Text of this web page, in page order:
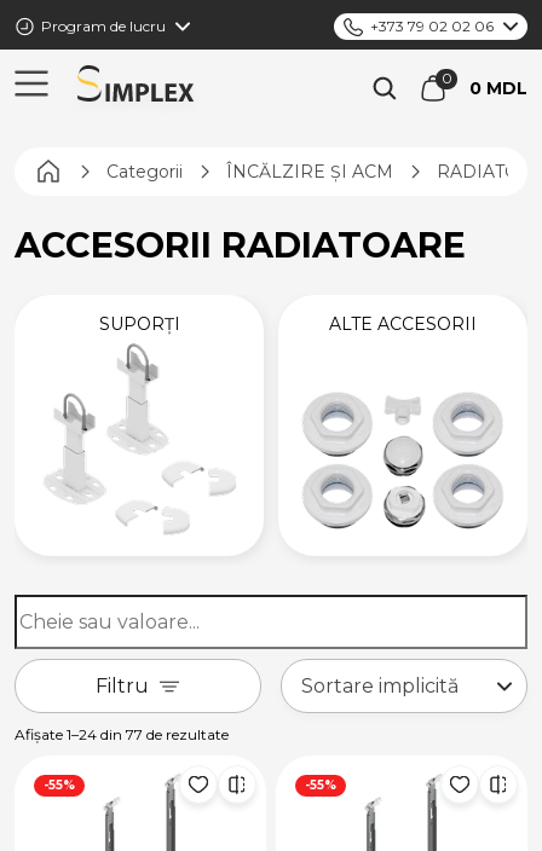
Program de lucru +373 79 02 02 06
0 MDL
Pagina principală
Categorii ÎNCĂLZIRE ȘI ACM
ACCESORII RADIATOARE
SUPORȚI ALTE ACCESORII
Filtru
Afișate 1–24 din 77 de rezultate
-55% -55%